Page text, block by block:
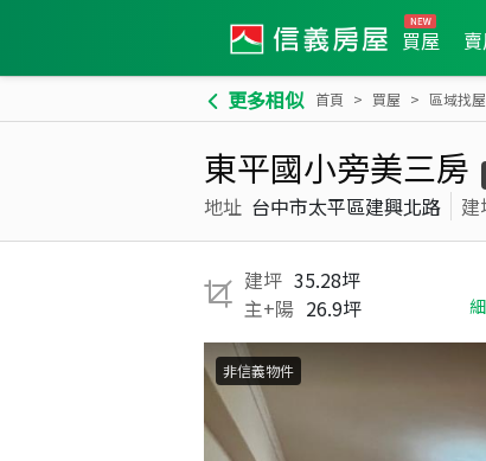
買屋
更多相似 首頁 買屋 區域找屋
東平國小旁美三房
地址 台中市太平區建興北路 建
建坪 35.28坪
主+陽 26.9坪
非信義物件